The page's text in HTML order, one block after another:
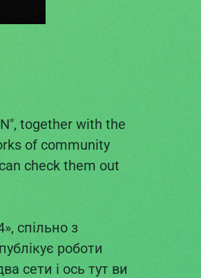
together with the
of community
check them out
спільно з
роботи
сети і ось тут ви